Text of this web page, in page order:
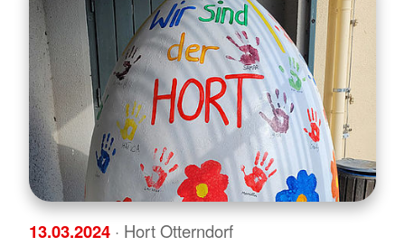
13.03.2024 · Hort Otterndorf